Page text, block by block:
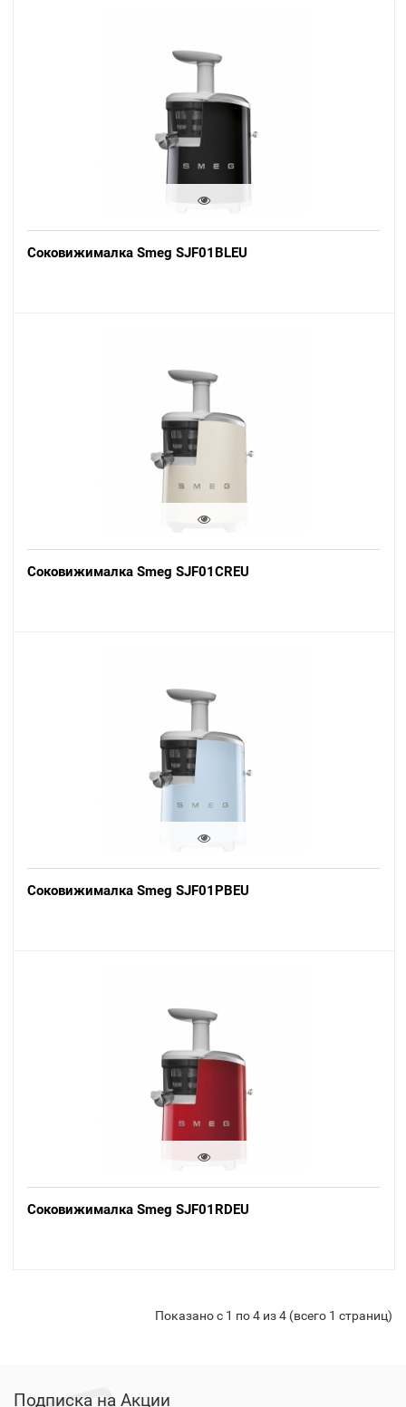
Соковижималка Smeg SJF01BLEU
Соковижималка Smeg SJF01CREU
Соковижималка Smeg SJF01PBEU
Соковижималка Smeg SJF01RDEU
Показано с 1 по 4 из 4 (всего 1 страниц)
Подписка на Акции